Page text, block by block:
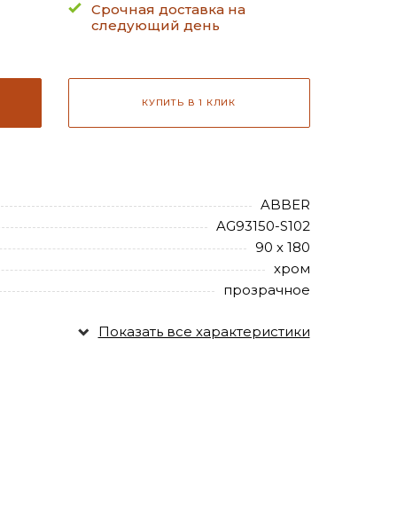
Срочная доставка на
следующий день
КУПИТЬ В 1 КЛИК
ABBER
AG93150-S102
90 х 180
хром
прозрачное
Показать все характеристики